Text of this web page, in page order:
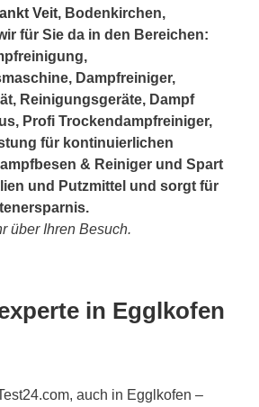
Veit, Bodenkirchen,
für Sie da in den Bereichen:
Dampfreiniger,
Reinigungsgeräte, Dampf
Profi Trockendampfreiniger,
für kontinuierlichen
& Reiniger und Spart
und Putzmittel und sorgt für
über Ihren Besuch.
in Egglkofen
auch in Egglkofen –